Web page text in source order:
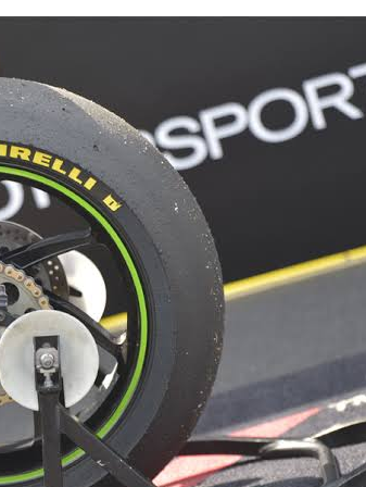
Sementara
membuat Pol Espargaro kembali
Tech3 KTM.